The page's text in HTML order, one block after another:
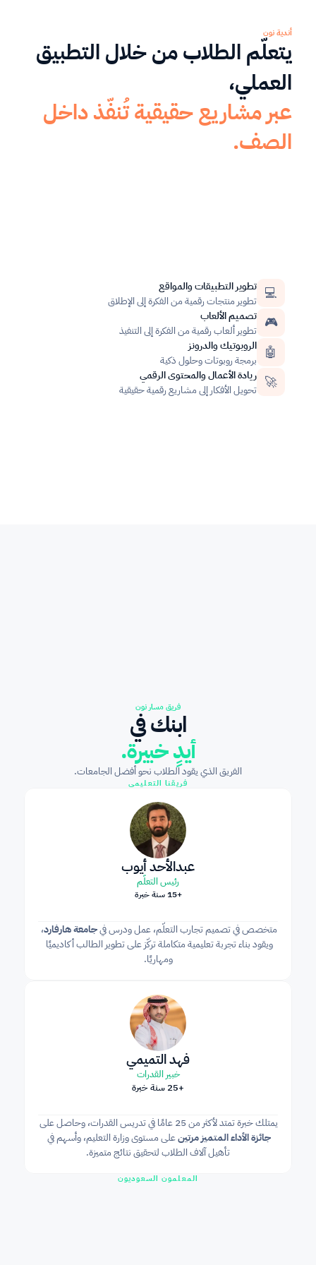
أندية نون
العملي،
الصف.
💻 تطوير التطبيقات والمواقع
تطوير منتجات رقمية من الفكرة إلى الإطلاق
🎮 تصميم الألعاب
تطوير ألعاب رقمية من الفكرة إلى التنفيذ
🤖
الروبوتيك والدرونز
برمجة روبوتات وحلول ذكية
🚀 ريادة الأعمال والمحتوى الرقمي
تحويل الأفكار إلى مشاريع رقمية حقيقية
فريق مسار نون
ابنك في
أيدٍ خبيرة.
الفريق الذي يقود الطلاب نحو أفضل الجامعات.
فريقنا التعليمي
عبدالأحد أيوب
رئيس التعلّم
+15 سنة خبرة
متخصص في تصميم تجارب التعلّم، عمل ودرس في جامعة هارفارد
ومهاريًا.
فهد التميمي
خبير القدرات
+25 سنة خبرة
يمتلك خبرة تمتد لأكثر من 25 عامًا في تدريس القدرات، وحاصل على
جائزة الأداء المتميز مرتين
تأهيل آلاف الطلاب لتحقيق نتائج متميزة.
المعلمون السعوديون